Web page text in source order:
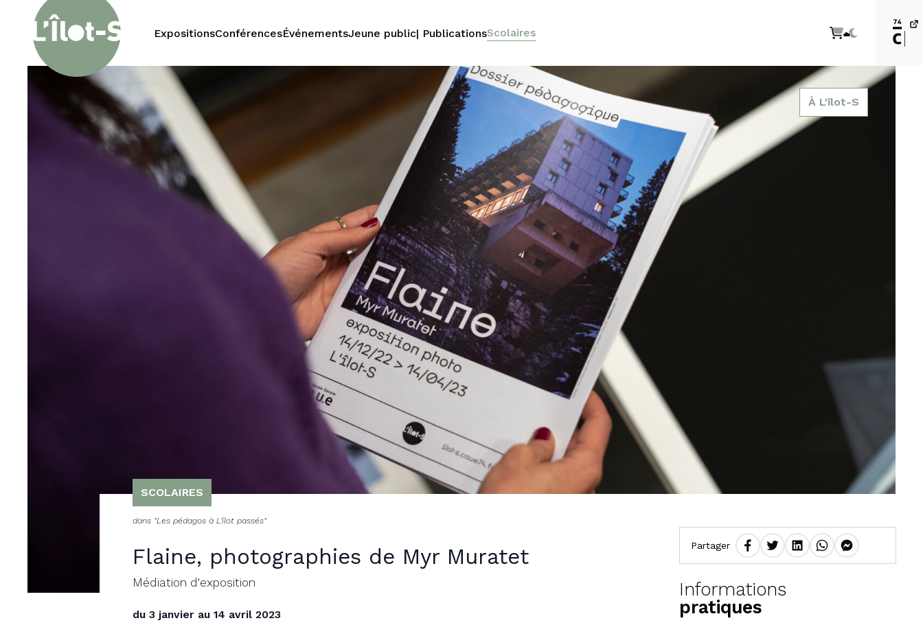
ExpositionsConférencesÉvénementsJeune public| PublicationsScolaires
À L'îlot-S
SCOLAIRES
dans "Les pédagos à L'îlot passés"
Flaine, photographies de Myr Muratet
Médiation d'exposition
du 3 janvier au 14 avril 2023
Partager
Informations
pratiques